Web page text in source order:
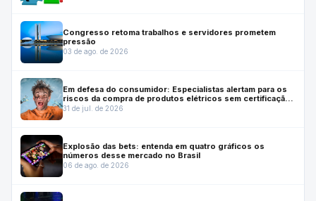
Congresso retoma trabalhos e servidores prometem
pressão
03 de ago. de 2026
Em defesa do consumidor: Especialistas alertam para os
riscos da compra de produtos elétricos sem certificação
do Inmetro
31 de jul. de 2026
Explosão das bets: entenda em quatro gráficos os
números desse mercado no Brasil
06 de ago. de 2026